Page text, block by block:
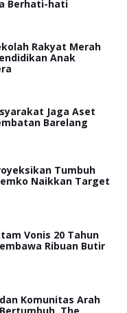
Berhati-hati
Rakyat Merah
Anak
Jaga Aset
Barelang
Tumbuh
Naikkan Target
Vonis 20 Tahun
Ribuan Butir
Komunitas Arah